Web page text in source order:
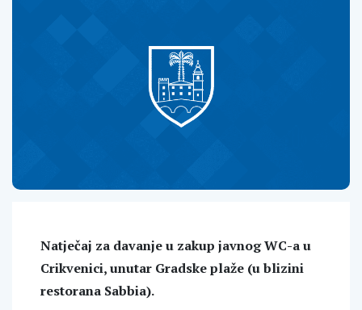
Natječaj za davanje u zakup javnog WC-au
Crikvenici, unutar Gradske plaže (u blizini
restorana Sabbia).